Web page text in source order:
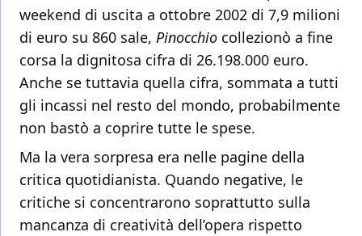
weekend di uscita a ottobre 2002 di 7,9 milioni
di euro su 860 sale, Pinocchio collezionò a fine
corsa la dignitosa cifra di 26.198.000 euro.
Anche se tuttavia quella cifra, sommata a tutti
gli incassi nel resto del mondo, probabilmente
non bastò a coprire tutte le spese.
Ma la vera sorpresa era nelle pagine della
critica quotidianista. Quando negative, le
critiche si concentrarono soprattutto sulla
mancanza di creatività dell’opera rispetto